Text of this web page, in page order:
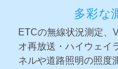
多彩な
ETCの無線状況測定、
オ再放送・ハイウェイ
ネルや道路照明の照度